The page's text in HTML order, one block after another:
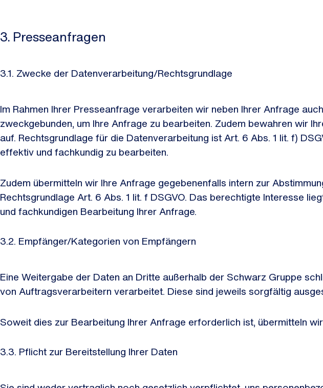
3. Presseanfragen
3.1. Zwecke der Datenverarbeitung/Rechtsgrundlage
Im Rahmen Ihrer Presseanfrage verarbeiten wir neben Ihrer Anfrage
zweckgebunden, um Ihre Anfrage zu bearbeiten. Zudem bewahren wir
auf. Rechtsgrundlage für die Datenverarbeitung ist Art. 6 Abs. 1 lit. f)
effektiv und fachkundig zu bearbeiten.
Zudem übermitteln wir Ihre Anfrage gegebenenfalls intern zur
Rechtsgrundlage Art. 6 Abs. 1 lit. f DSGVO. Das berechtigte Interesse
und fachkundigen Bearbeitung Ihrer Anfrage.
3.2. Empfänger/Kategorien von Empfängern
Eine Weitergabe der Daten an Dritte außerhalb der Schwarz Gruppe
von Auftragsverarbeitern verarbeitet. Diese sind jeweils sorgfältig
Soweit dies zur Bearbeitung Ihrer Anfrage erforderlich ist, übermitteln
3.3. Pflicht zur Bereitstellung Ihrer Daten